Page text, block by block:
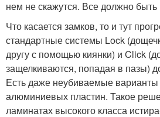
нем не скажутся. Все должно
Что касается замков, то и тут
стандартные системы Lock
другу с помощью киянки) и Click
защелкиваются, попадая в пазы)
Есть даже неубиваемые
алюминиевых пластин. Такое
ламинатах высокого класса